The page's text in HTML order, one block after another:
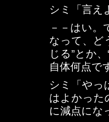
シミ「言え
－－はい
なって、ど
じる”とか
自体何点で
シミ「やっ
はよかった
に減点にな